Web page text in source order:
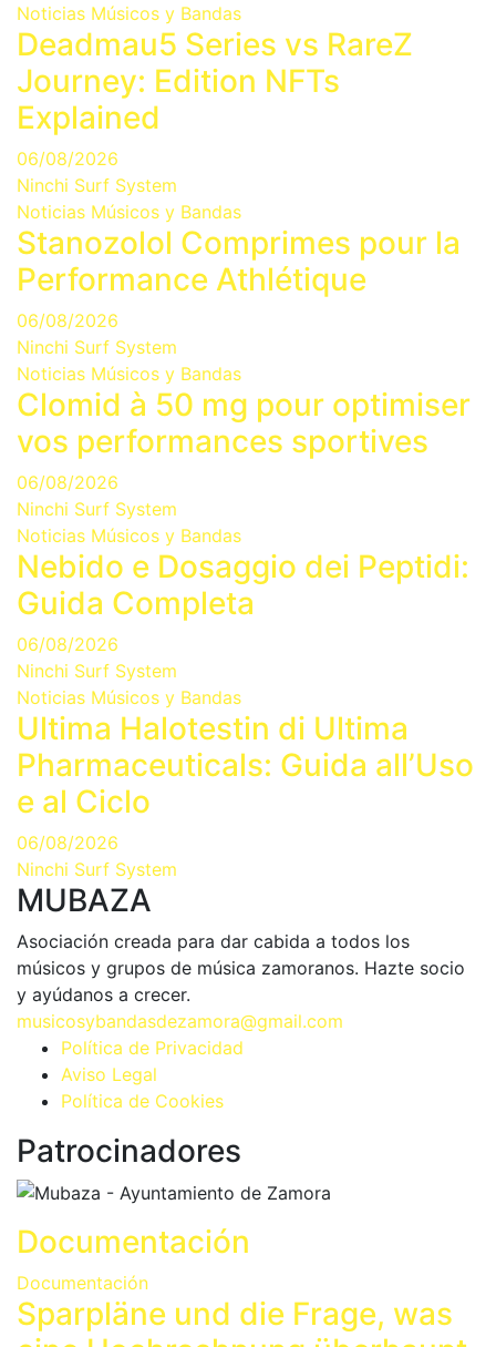
Noticias Músicos y Bandas
Deadmau5 Series vs RareZ
Journey: Edition NFTs
Explained
06/08/2026
Ninchi Surf System
Noticias Músicos y Bandas
Stanozolol Comprimes pour la
Performance Athlétique
06/08/2026
Ninchi Surf System
Noticias Músicos y Bandas
Clomid à 50 mg pour optimiser
vos performances sportives
06/08/2026
Ninchi Surf System
Noticias Músicos y Bandas
Nebido e Dosaggio dei Peptidi:
Guida Completa
06/08/2026
Ninchi Surf System
Noticias Músicos y Bandas
Ultima Halotestin di Ultima
Pharmaceuticals: Guida all’Uso
e al Ciclo
06/08/2026
Ninchi Surf System
MUBAZA
Asociación creada para dar cabida a todos los
músicos y grupos de música zamoranos. Hazte socio
y ayúdanos a crecer.
musicosybandasdezamora@gmail.com
Política de Privacidad
Aviso Legal
Política de Cookies
Patrocinadores
Documentación
Documentación
Sparpläne und die Frage, was